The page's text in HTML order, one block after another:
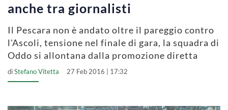
anche tra giornalisti
Il Pescara non è andato oltre il pareggio contro
l'Ascoli, tensione nel finale di gara, la squadra di
Oddo si allontana dalla promozione diretta
diStefano Vitetta 27 Feb 2016 | 17:32